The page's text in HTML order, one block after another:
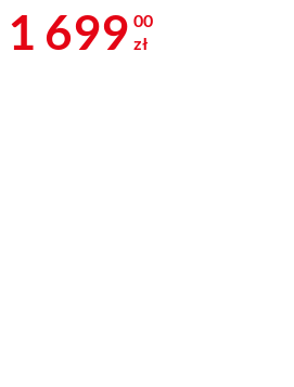
Cena 1 699 zł
1 699 00
zł